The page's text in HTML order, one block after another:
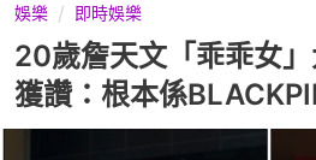
娛樂 即時娛樂
20歲詹天文「乖乖女
獲讚：根本係